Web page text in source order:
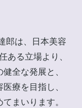
郎は、日本美容
ある立場より、
全な発展と、
療を目指し、
まいります。